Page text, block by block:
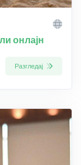
онлајн
Разгледај